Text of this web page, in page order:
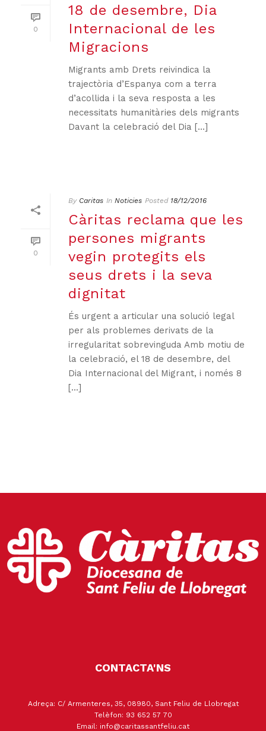
0
18 de desembre, Dia
Internacional de les
Migracions
Migrants amb Drets reivindica la
trajectòria d’Espanya com a terra
d’acollida i la seva resposta a les
necessitats humanitàries dels migrants
Davant la celebració del Dia [...]
0
By Caritas In Noticies Posted 18/12/2016
Càritas reclama que les
persones migrants
vegin protegits els
seus drets i la seva
dignitat
És urgent a articular una solució legal
per als problemes derivats de la
irregularitat sobrevinguda Amb motiu de
la celebració, el 18 de desembre, del
Dia Internacional del Migrant, i només 8
[...]
CONTACTA'NS
Adreça: C/ Armenteres, 35, 08980, Sant Feliu de Llobregat
Telèfon: 93 652 57 70
Email: info@caritassantfeliu.cat